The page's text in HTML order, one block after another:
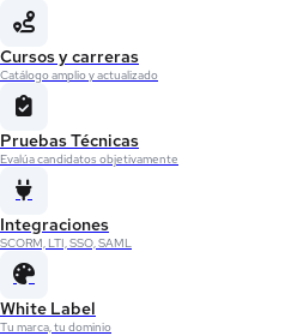
Cursos y carreras
Catálogo amplio y actualizado
Pruebas Técnicas
Evalúa candidatos objetivamente
Integraciones
SCORM, LTI, SSO, SAML
White Label
Tu marca, tu dominio